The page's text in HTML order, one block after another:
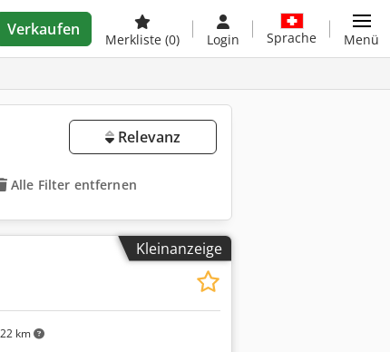
Verkaufen
Merkliste (0) Login Sprache Menü
Relevanz
Alle Filter entfernen
Kleinanzeige
km